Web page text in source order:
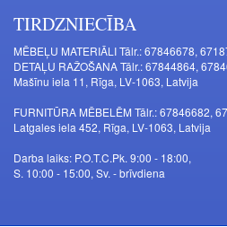
TIRDZNIECĪBA
MĒBEĻU MATERIĀLI Tālr.: 67846678,
DETAĻU RAŽOŠANA Tālr.: 67844864,
Mašīnu iela 11, Rīga, LV-1063, Latvija
FURNITŪRA MĒBELĒM Tālr.: 67846682,
Latgales iela 452, Rīga, LV-1063, Latvija
Darba laiks: P.O.T.C.Pk. 9:00 - 18:00,
S. 10:00 - 15:00, Sv. - brīvdiena